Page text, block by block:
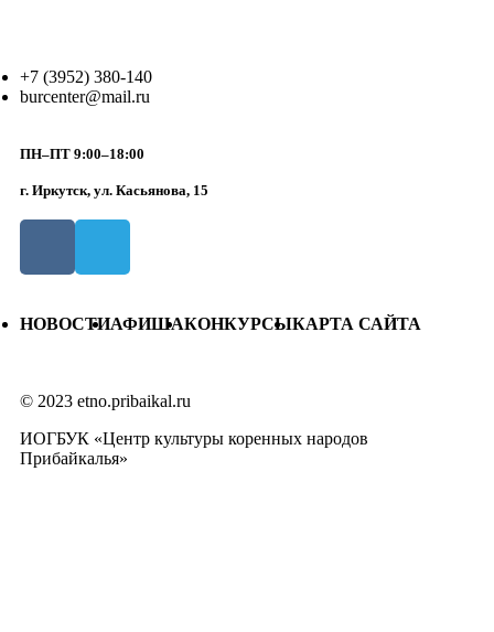
+7 (3952) 380-140
burcenter@mail.ru
ПН–ПТ 9:00–18:00
г. Иркутск, ул. Касьянова, 15
НОВОСТИАФИШАКОНКУРСЫКАРТА САЙТА
© 2023 etno.pribaikal.ru
ИОГБУК «Центр культуры коренных народов
Прибайкалья»